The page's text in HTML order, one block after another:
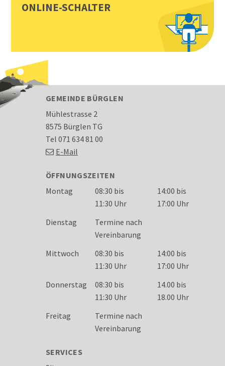
ONLINE-SCHALTER
FOOTER
GEMEINDE BÜRGLEN
Mühlestrasse 2
8575 Bürglen TG
Tel 071 634 81 00
E-Mail
ÖFFNUNGSZEITEN
Wochentag
Öffnungszeiten
Montag
08:30 bis
11:30 Uhr
14:00 bis
17:00 Uhr
Dienstag
Termine nach
Vereinbarung
Mittwoch
08:30 bis
11:30 Uhr
14:00 bis
17:00 Uhr
Donnerstag
08:30 bis
11:30 Uhr
14.00 bis
18.00 Uhr
Freitag
Termine nach
Vereinbarung
SERVICES